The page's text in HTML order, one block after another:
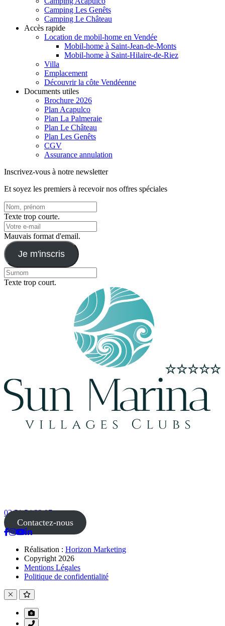
Camping Les Genêts
Camping Le Château
Accès rapide
Location de mobil-home en Vendée
Mobil-home à Saint-Jean-de-Monts
Mobil-home à Saint-Hilaire-de-Riez
Villa
Emplacement
Découvrir la côte Vendéenne
Documents utiles
Brochure 2026
Plan Acapulco
Plan La Palmeraie
Plan Le Château
Plan Les Genêts
CGV
Assurance annulation
Inscrivez-vous à notre newsletter
Et soyez les premiers à recevoir nos offres spéciales
Texte trop courte.
Mauvais format d'email.
Je m'inscris
Texte trop court.
02 51 54 33 87
Contactez-nous
Réalisation : Horizon Marketing
Copyright 2026
Mentions Légales
Politique de confidentialité